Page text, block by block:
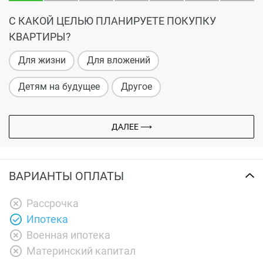
С КАКОЙ ЦЕЛЬЮ ПЛАНИРУЕТЕ ПОКУПКУ
КВАРТИРЫ?
Для жизни Для вложений
Детям на будущее Другое
ДАЛЕЕ ⟶
ВАРИАНТЫ ОПЛАТЫ
Рассрочка
Ипотека
Военная ипотека
Материнский капитал